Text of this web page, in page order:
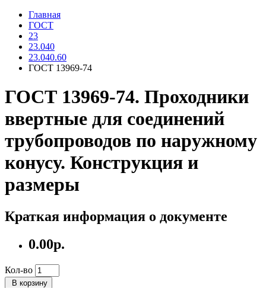
Главная
ГОСТ
23
23.040
23.040.60
ГОСТ 13969-74
ГОСТ 13969-74. Проходники
ввертные для соединений
трубопроводов по наружному
конусу. Конструкция и
размеры
Краткая информация о документе
0.00р.
Кол-во
В корзину